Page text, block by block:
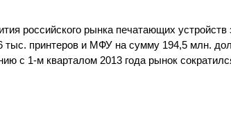
российского рынка печатающих устройств
тыс. принтеров и МФУ на сумму 194,5 млн.
с 1-м кварталом 2013 года рынок